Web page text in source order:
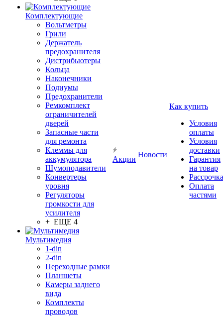
Комплектующие
Вольтметры
Грили
Держатель
предохранителя
Дистрибьютеры
Кольца
Наконечники
Подиумы
Предохранители
Ремкомплект
ограничителей
дверей
Запасные части
для ремонта
Клеммы для
аккумулятора
Шумоподавители
Конвертеры
уровня
Регуляторы
громкости для
усилителя
+ ЕЩЕ 4
Мультимедия
1-din
2-din
Переходные рамки
Планшеты
Камеры заднего
вида
Комплекты
проводов
Акции
Новости
Как купить
Условия
оплаты
Условия
доставки
Гарантия
на товар
Рассрочка
Оплата
частями